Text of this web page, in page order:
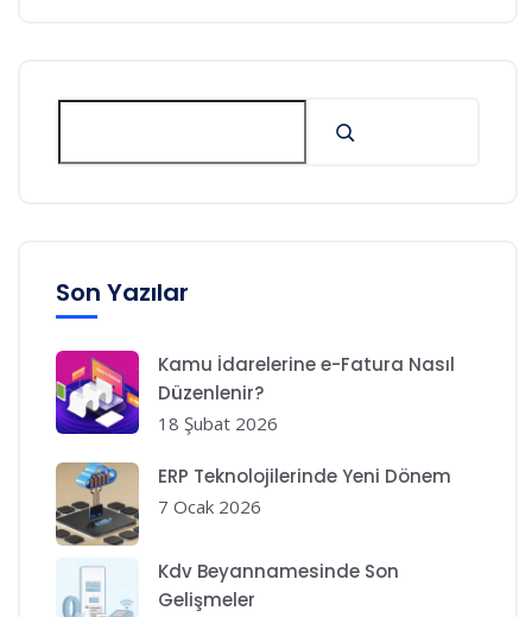
Son Yazılar
Kamu İdarelerine e-Fatura Nasıl
Düzenlenir?
18 Şubat 2026
ERP Teknolojilerinde Yeni Dönem
7 Ocak 2026
Kdv Beyannamesinde Son
Gelişmeler